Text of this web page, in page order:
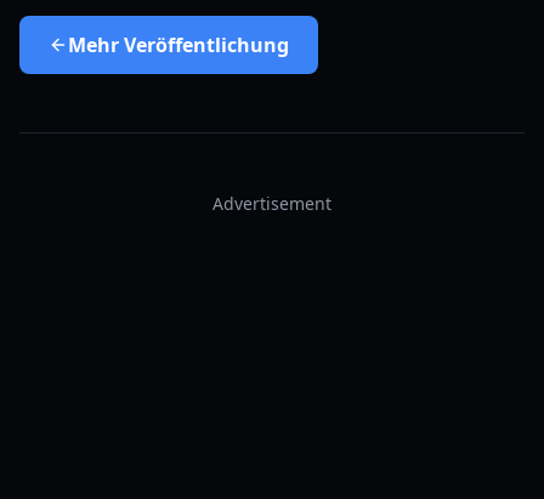
MehrVeröffentlichung
Advertisement